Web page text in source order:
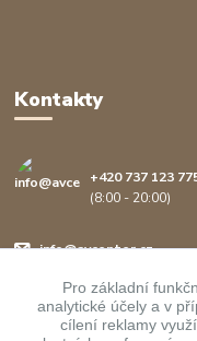
Kontakty
+420 737 123
(8:00 - 20:00)
info@avcenter.cz
Pro základní
analytické účely a v
cílení reklamy